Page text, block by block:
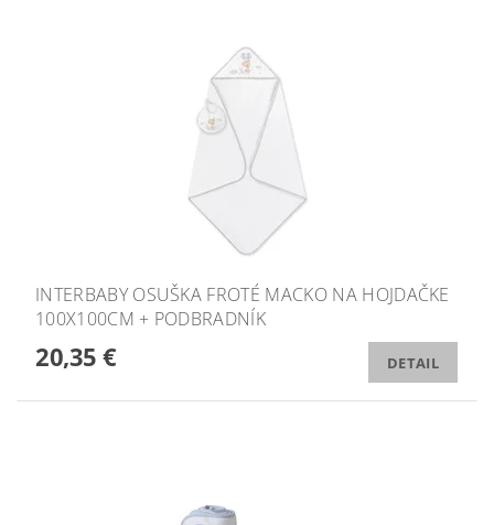
INTERBABY OSUŠKA FROTÉ MACKO NA HOJDAČKE
100X100CM + PODBRADNÍK
20,35 € DETAIL